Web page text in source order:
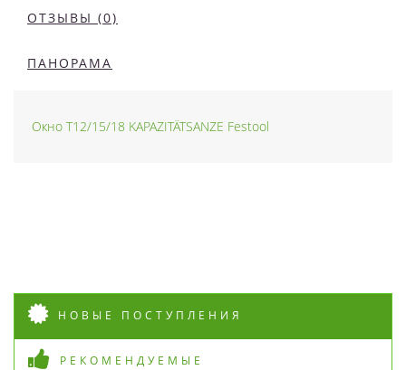
ОТЗЫВЫ (0)
ПАНОРАМА
Окно T12/15/18 KAPAZITÄTSANZE Festool
НОВЫЕ ПОСТУПЛЕНИЯ
РЕКОМЕНДУЕМЫЕ